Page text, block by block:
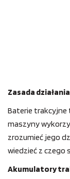
Zasada
Baterie trakcyjne
maszyny
zrozumieć jego
wiedzieć z czego
Akumulatory